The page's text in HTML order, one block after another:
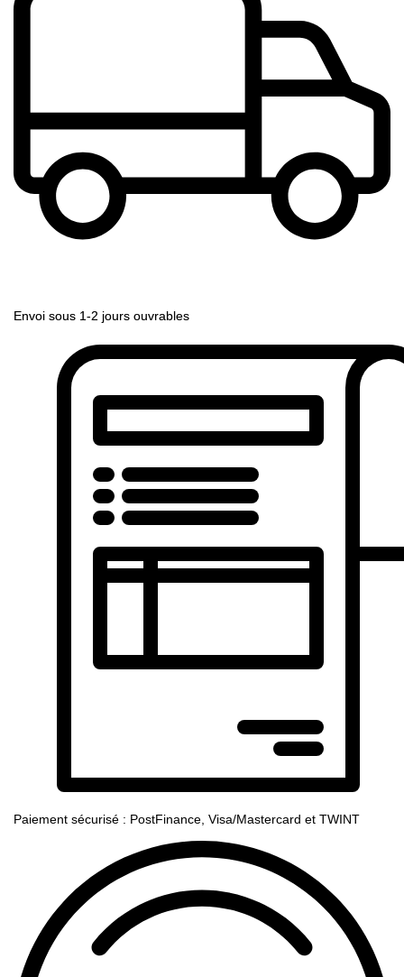
Envoi sous 1-2 jours ouvrables
Paiement sécurisé : PostFinance, Visa/Mastercard et TWINT